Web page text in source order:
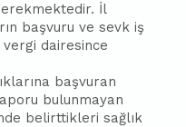
İl
başvuru ve sevk iş
dairesince
başvuran
bulunmayan
belirttikleri sağlık